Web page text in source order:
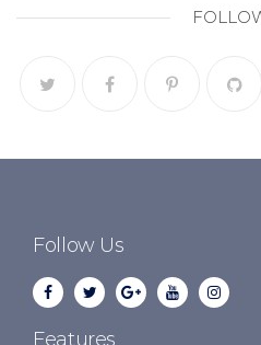
Follow Us
Features